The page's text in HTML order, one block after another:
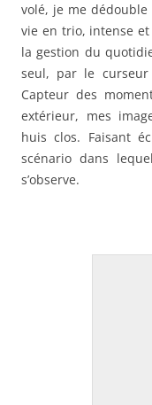
volé, je me dédouble
vie en trio, intense
la gestion du
seul, par le
Capteur des
extérieur, mes
huis clos. Faisant
scénario dans
s’observe.